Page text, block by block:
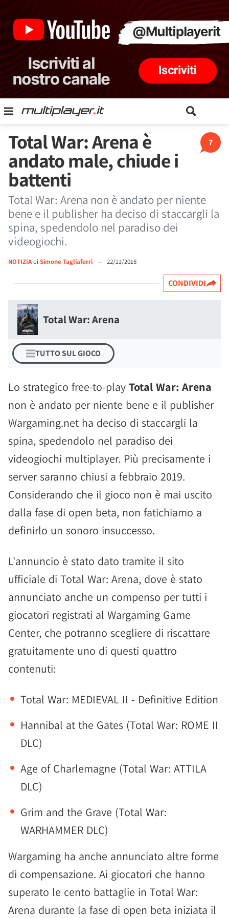
7
Total War: Arena è
andato male, chiude i
battenti
Total War: Arena non è andato per niente
bene e il publisher ha deciso di staccargli la
spina, spedendolo nel paradiso dei
videogiochi.
NOTIZIAdi Simone Tagliaferri — 22/11/2018
CONDIVIDI
Total War: Arena
TUTTO SUL GIOCO
Lo strategico free-to-play Total War: Arena
non è andato per niente bene e il publisher
Wargaming.net ha deciso di staccargli la
spina, spedendolo nel paradiso dei
videogiochi multiplayer. Più precisamente i
server saranno chiusi a febbraio 2019.
Considerando che il gioco non è mai uscito
dalla fase di open beta, non fatichiamo a
definirlo un sonoro insuccesso.
L'annuncio è stato dato tramite il sito
ufficiale di Total War: Arena, dove è stato
annunciato anche un compenso per tutti i
giocatori registrati al Wargaming Game
Center, che potranno scegliere di riscattare
gratuitamente uno di questi quattro
contenuti:
Total War: MEDIEVAL II - Definitive Edition
Hannibal at the Gates (Total War: ROME II
DLC)
Age of Charlemagne (Total War: ATTILA
DLC)
Grim and the Grave (Total War:
WARHAMMER DLC)
Wargaming ha anche annunciato altre forme
di compensazione. Ai giocatori che hanno
superato le cento battaglie in Total War:
Arena durante la fase di open beta iniziata il